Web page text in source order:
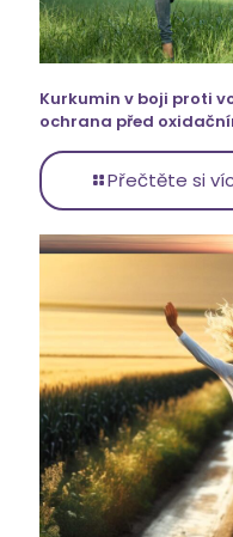
Kurkumin v boji proti
ochrana před
Přečtěte si